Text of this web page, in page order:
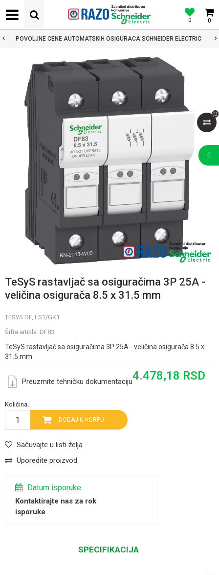
0
0
POVOLJNE CENE AUTOMATSKIH OSIGURACA SCHNEIDER ELECTRIC
(0)
TeSyS rastavljač sa osiguračima 3P 25A -
veličina osigurača 8.5 x 31.5 mm
TESYS DF, LS1/GK1
Šifra artikla: DF83
TeSyS rastavljač sa osiguračima 3P 25A - veličina osigurača 8.5 x
31.5 mm
Preuzmite tehničku dokumentaciju4.478,18 RSD
Količina:
DODAJ U KORPU
Sačuvajte u listi želja
Uporedite proizvod
Datum isporuke
Kontaktirajte nas za rok
isporuke
SPECIFIKACIJA